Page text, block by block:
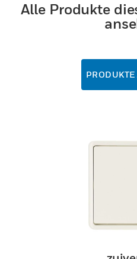
Alle Produkte